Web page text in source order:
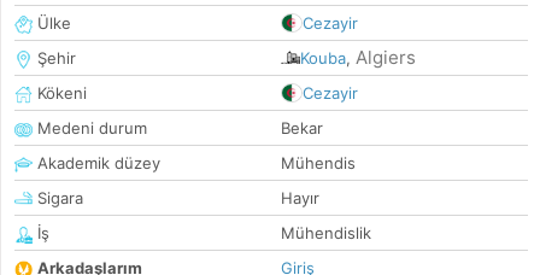
Ülke
Cezayir
Şehir
Kouba, Algiers
Kökeni
Cezayir
Medeni durum
Bekar
Akademik düzey
Mühendis
Sigara
Hayır
İş
Mühendislik
Arkadaşlarım
Giriş